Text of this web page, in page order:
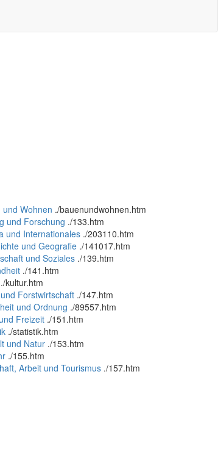
und Wohnen ./bauenundwohnen.htm
und Forschung ./133.htm
und Internationales ./203110.htm
und Geografie ./141017.htm
und Soziales ./139.htm
./141.htm
./kultur.htm
Forstwirtschaft ./147.htm
und Ordnung ./89557.htm
Freizeit ./151.htm
./statistik.htm
und Natur ./153.htm
./155.htm
Arbeit und Tourismus ./157.htm